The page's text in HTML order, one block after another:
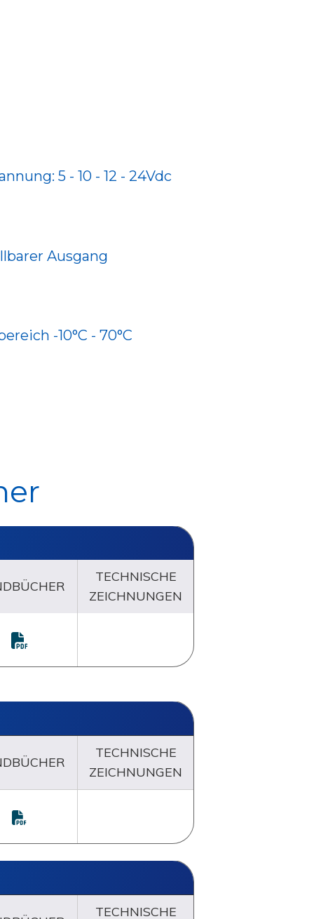
5 - 10 - 12 - 24Vdc
Ausgang
-10°C - 70°C
TECHNISCHE
ZEICHNUNGEN
TECHNISCHE
ZEICHNUNGEN
TECHNISCHE